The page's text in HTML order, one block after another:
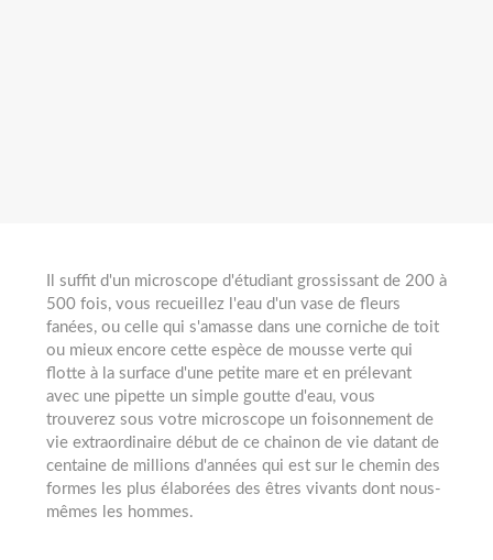
Il suffit d'un microscope d'étudiant grossissant de 200 à
500 fois, vous recueillez l'eau d'un vase de fleurs
fanées, ou celle qui s'amasse dans une corniche de toit
ou mieux encore cette espèce de mousse verte qui
flotte à la surface d'une petite mare et en prélevant
avec une pipette un simple goutte d'eau, vous
trouverez sous votre microscope un foisonnement de
vie extraordinaire début de ce chainon de vie datant de
centaine de millions d'années qui est sur le chemin des
formes les plus élaborées des êtres vivants dont nous-
mêmes les hommes.